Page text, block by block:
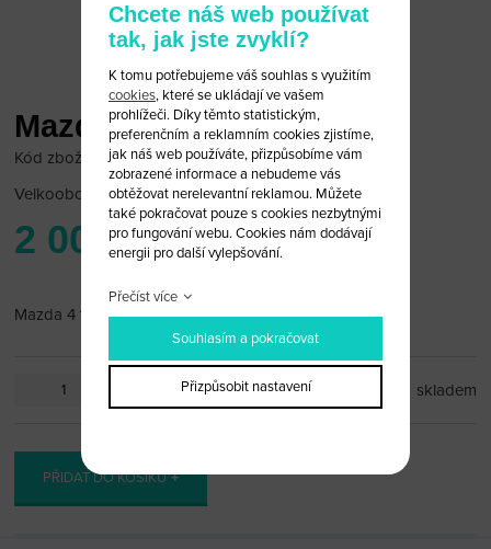
Mazda 4 tlačítka
Kód zboží: Mazda 8
Velkoobchodní cena: po přihlášení
2 000 Kč
Mazda 4 tlačítka
skladem
PŘIDAT DO KOŠÍKU
Chcete náš web používat
tak, jak jste zvyklí?
K tomu potřebujeme váš souhlas s využitím
cookies, které se ukládají ve vašem
prohlížeči. Díky těmto statistickým,
preferenčním a reklamním cookies zjistíme,
jak náš web používáte, přizpůsobíme vám
zobrazené informace a nebudeme vás
obtěžovat nerelevantní reklamou. Můžete
také pokračovat pouze s cookies nezbytnými
pro fungování webu. Cookies nám dodávají
energii pro další vylepšování.
Přečíst více
Souhlasím a pokračovat
Přizpůsobit nastavení